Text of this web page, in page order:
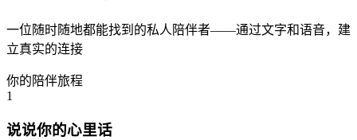
一位随时随地都能找到的私人陪伴者——通过文字和语音，建
立真实的连接
你的陪伴旅程
1
说说你的心里话